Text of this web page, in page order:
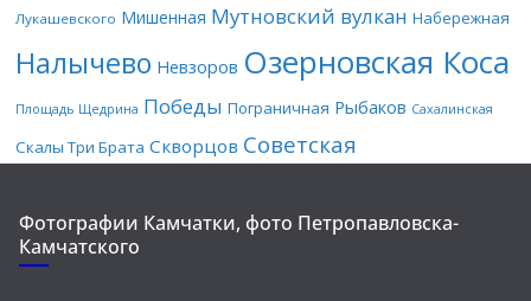
Лукашевского Мишенная Мутновский вулкан Набережная
Налычево Невзоров Озерновская Коса
Площадь Щедрина Победы Пограничная Рыбаков Сахалинская
Скалы Три Брата Скворцов Советская
Фотографии Камчатки, фото Петропавловска-
Камчатского